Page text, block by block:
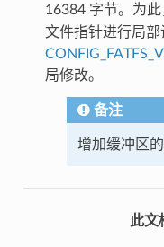
16384 字节。为此
文件指针进行局
局修改。
备注
增加缓冲区
此文